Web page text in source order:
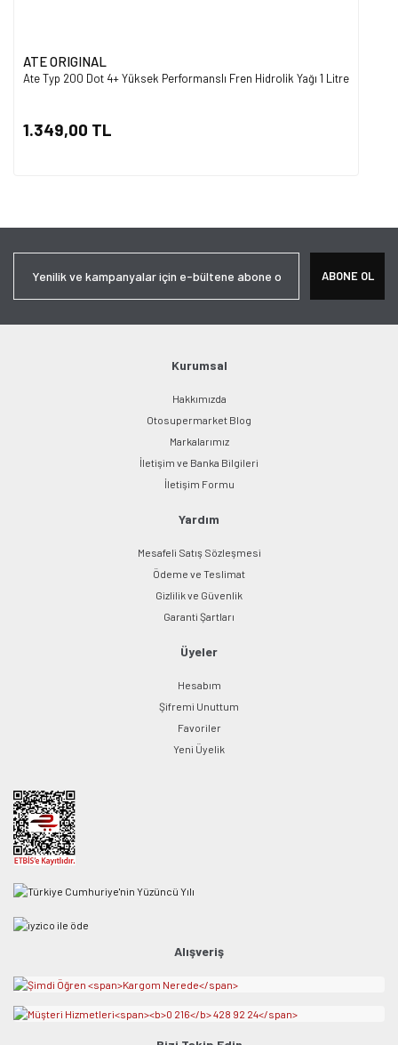
ATE ORIGINAL
Ate Typ 200 Dot 4+ Yüksek Performanslı Fren Hidrolik Yağı 1 Litre
1.349,00 TL
ABONE OL
Kurumsal
Hakkımızda
Otosupermarket Blog
Markalarımız
İletişim ve Banka Bilgileri
İletişim Formu
Yardım
Mesafeli Satış Sözleşmesi
Ödeme ve Teslimat
Gizlilik ve Güvenlik
Garanti Şartları
Üyeler
Hesabım
Şifremi Unuttum
Favoriler
Yeni Üyelik
Alışveriş